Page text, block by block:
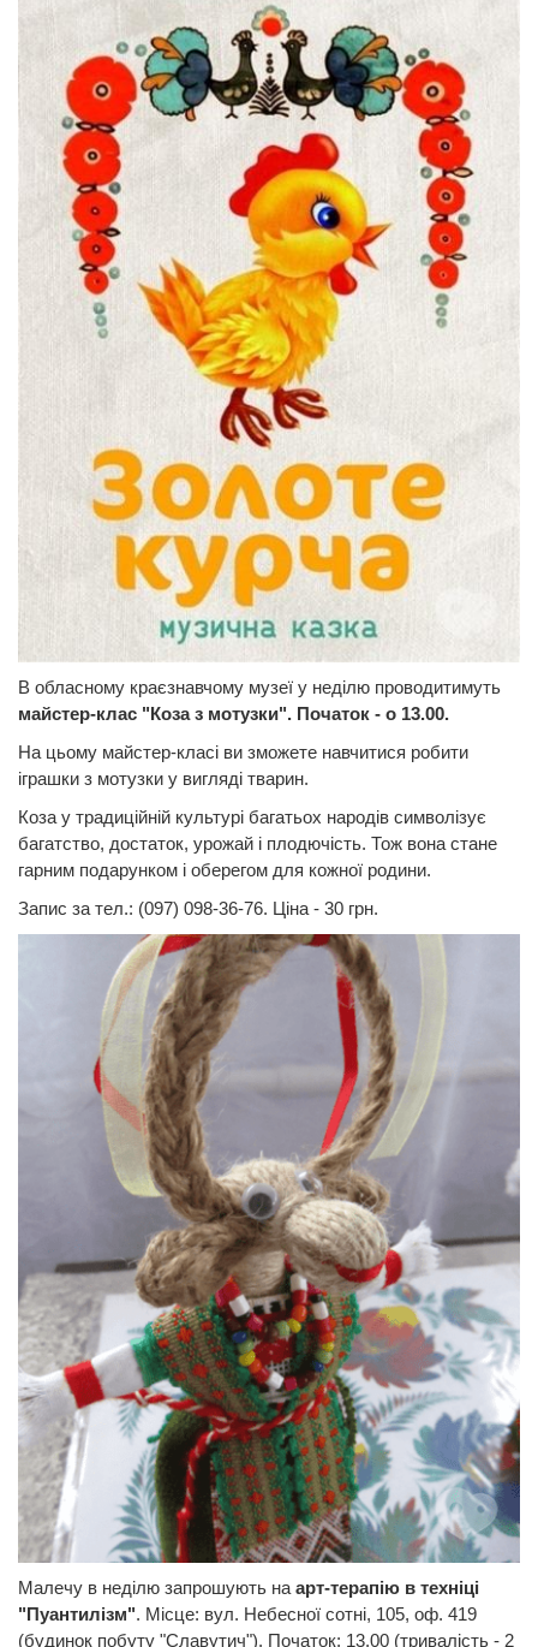
В обласному краєзнавчому музеї у неділю проводитимуть
майстер-клас "Коза з мотузки". Початок - о 13.00.
На цьому майстер-класі ви зможете навчитися робити
іграшки з мотузки у вигляді тварин.
Коза у традиційній культурі багатьох народів символізує
багатство, достаток, урожай і плодючість. Тож вона стане
гарним подарунком і оберегом для кожної родини.
Запис за тел.: (097) 098-36-76. Ціна - 30 грн.
Малечу в неділю запрошують на арт-терапію в техніці
"Пуантилізм". Місце: вул. Небесної сотні, 105, оф. 419
(будинок побуту "Славутич"). Початок: 13.00 (тривалість - 2